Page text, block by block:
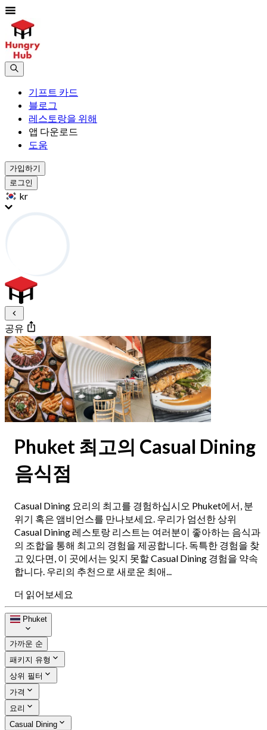
기프트 카드
블로그
레스토랑을 위해
앱 다운로드
도움
가입하기
로그인
kr
공유
Phuket 최고의 Casual Dining
음식점
Casual Dining 요리의 최고를 경험하십시오 Phuket에서, 분
위기 혹은 앰비언스를 만나보세요. 우리가 엄선한 상위
Casual Dining 레스토랑 리스트는 여러분이 좋아하는 음식과
의 조합을 통해 최고의 경험을 제공합니다. 독특한 경험을 찾
고 있다면, 이 곳에서는 잊지 못할 Casual Dining 경험을 약속
합니다. 우리의 추천으로 새로운 최애...
더 읽어보세요
Phuket
가까운 순
패키지 유형
상위 필터
가격
요리
Casual Dining